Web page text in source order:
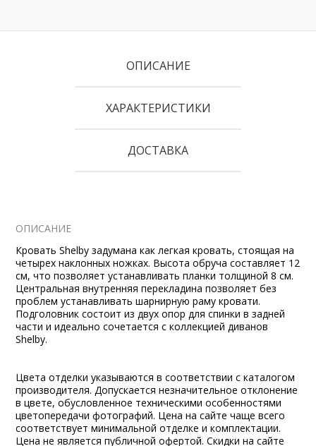
ОПИСАНИЕ
ХАРАКТЕРИСТИКИ
ДОСТАВКА
ОПИСАНИЕ
Кровать Shelby задумана как легкая кровать, стоящая на
четырех наклонных ножках. Высота обруча составляет 12
см, что позволяет устанавливать планки толщиной 8 см.
Центральная внутренняя перекладина позволяет без
проблем устанавливать шарнирную раму кровати.
Подголовник состоит из двух опор для спинки в задней
части и идеально сочетается с коллекцией диванов
Shelby.
Цвета отделки указываются в соответствии с каталогом
производителя. Допускается незначительное отклонение
в цвете, обусловленное техническими особенностями
цветопередачи фотографий. Цена на сайте чаще всего
соответствует минимальной отделке и комплектации.
Цена не является публичной офертой. Скидки на сайте